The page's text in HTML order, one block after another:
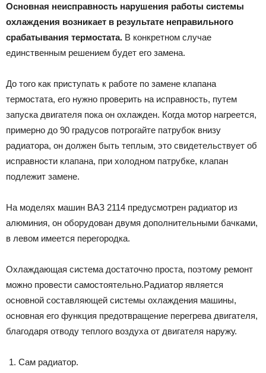
Основная неисправность нарушения работы системы
охлаждения возникает в результате неправильного
срабатывания термостата. В конкретном случае
единственным решением будет его замена.
До того как приступать к работе по замене клапана
термостата, его нужно проверить на исправность, путем
запуска двигателя пока он охлажден. Когда мотор нагреется,
примерно до 90 градусов потрогайте патрубок внизу
радиатора, он должен быть теплым, это свидетельствует об
исправности клапана, при холодном патрубке, клапан
подлежит замене.
На моделях машин ВАЗ 2114 предусмотрен радиатор из
алюминия, он оборудован двумя дополнительными бачками,
в левом имеется перегородка.
Охлаждающая система достаточно проста, поэтому ремонт
можно провести самостоятельно.Радиатор является
основной составляющей системы охлаждения машины,
основная его функция предотвращение перегрева двигателя,
благодаря отводу теплого воздуха от двигателя наружу.
Сам радиатор.